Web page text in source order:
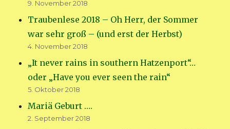
9. November 2018
Traubenlese 2018 – Oh Herr, der Sommer
war sehr groß – (und erst der Herbst)
4. November 2018
„It never rains in southern Hatzenport“…
oder „Have you ever seen the rain“
5. Oktober 2018
Mariä Geburt ….
2. September 2018